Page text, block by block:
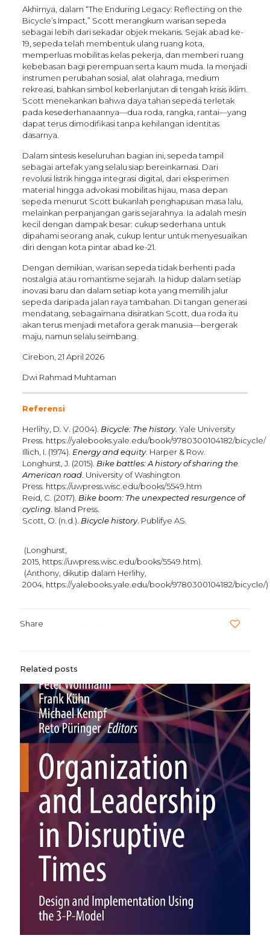
Akhirnya, dalam “The Enduring Legacy: Reflecting on the
Bicycle’s Impact,” Scott merangkum warisan sepeda
sebagai lebih dari sekadar objek mekanis. Sejak abad ke-
19, sepeda telah membentuk ulang ruang kota,
memperluas mobilitas kelas pekerja, dan memberi ruang
kebebasan bagi perempuan serta kaum muda. Ia menjadi
instrumen perubahan sosial, alat olahraga, medium
rekreasi, bahkan simbol keberlanjutan di tengah krisis iklim.
Scott menekankan bahwa daya tahan sepeda terletak
pada kesederhanaannya—dua roda, rangka, rantai—yang
dapat terus dimodifikasi tanpa kehilangan identitas
dasarnya.
Dalam sintesis keseluruhan bagian ini, sepeda tampil
sebagai artefak yang selalu siap bereinkarnasi. Dari
revolusi listrik hingga integrasi digital, dari eksperimen
material hingga advokasi mobilitas hijau, masa depan
sepeda menurut Scott bukanlah penghapusan masa lalu,
melainkan perpanjangan garis sejarahnya. Ia adalah mesin
kecil dengan dampak besar: cukup sederhana untuk
dipahami seorang anak, cukup lentur untuk menyesuaikan
diri dengan kota pintar abad ke-21.
Dengan demikian, warisan sepeda tidak berhenti pada
nostalgia atau romantisme sejarah. Ia hidup dalam setiap
inovasi baru dan dalam setiap kota yang memilih jalur
sepeda daripada jalan raya tambahan. Di tangan generasi
mendatang, sebagaimana disiratkan Scott, dua roda itu
akan terus menjadi metafora gerak manusia—bergerak
maju, namun selalu seimbang.
Cirebon, 21 April 2026
Dwi Rahmad Muhtaman
Referensi
Herlihy, D. V. (2004). Bicycle: The history. Yale University
Press. https://yalebooks.yale.edu/book/9780300104182/bicycle/
Illich, I. (1974). Energy and equity. Harper & Row.
Longhurst, J. (2015). Bike battles: A history of sharing the
American road. University of Washington
Press. https://uwpress.wisc.edu/books/5549.htm
Reid, C. (2017). Bike boom: The unexpected resurgence of
cycling. Island Press.
Scott, O. (n.d.). Bicycle history. Publifye AS.
(Longhurst,
2015, https://uwpress.wisc.edu/books/5549.htm).
(Anthony, dikutip dalam Herlihy,
2004, https://yalebooks.yale.edu/book/9780300104182/bicycle/)
Share
Related posts